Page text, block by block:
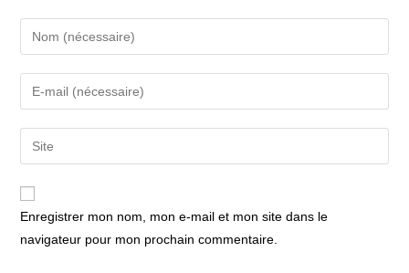
Enter
your
name
comment
Enter
your
email
address
comment
Saisir
l’URL
de
Enregistrer mon nom, mon e-mail et mon site dans le
navigateur pour mon prochain commentaire.